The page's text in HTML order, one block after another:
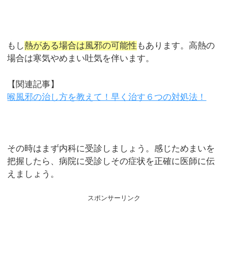
もし熱がある場合は風邪の可能性 もあります。高熱の
場合は寒気やめまい吐気を伴います。
【関連記事】
喉風邪の治し方を教えて！早く治す６つの対処法！
その時はまず内科に受診しましょう。感じためまいを
把握したら、病院に受診しその症状を正確に医師に伝
えましょう。
スポンサーリンク